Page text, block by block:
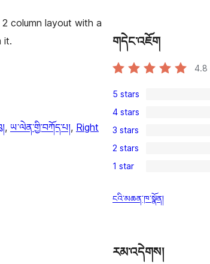
column layout with a
it.
, ཡ་ལེན་གྱི་བཀོད་པ།, Right
གདེང་འཇོག
4.8
4
5-
star
reviews
5 stars
1
4-
star
review
4 stars
0
3-
star
3 stars
0
2-
reviews
2 stars
0
star
1 star
ངའི་མཆན་ཁ་སྣོན།
རམ་འདེགས།